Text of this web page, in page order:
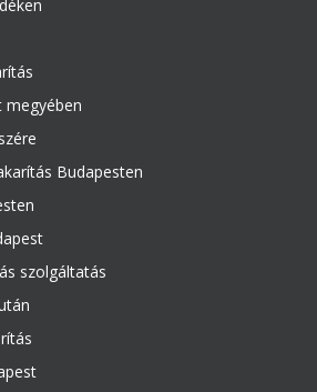
megyében
Budapesten
szolgáltatás